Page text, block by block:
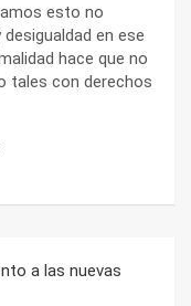
esto no
en ese
hace que no
tales con derechos
a las nuevas